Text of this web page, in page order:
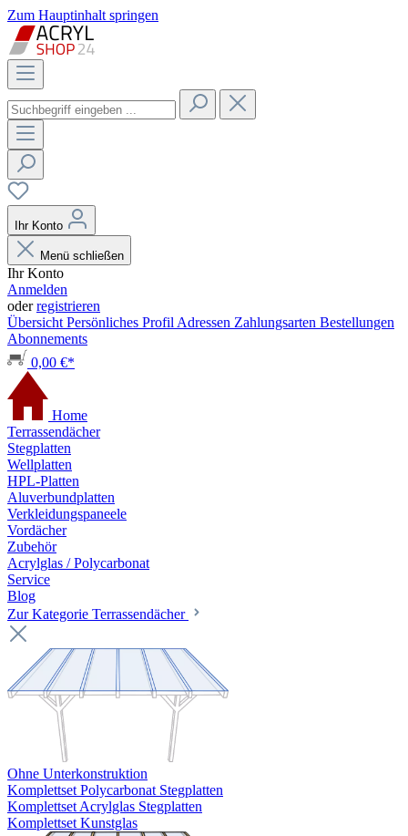
Zum Hauptinhalt springen
Ihr Konto
Menü schließen
Ihr Konto
Anmelden
oderregistrieren
Übersicht Persönliches Profil Adressen Zahlungsarten Bestellungen
Abonnements
0,00 €*
Home
Terrassendächer
Stegplatten
Wellplatten
HPL-Platten
Aluverbundplatten
Verkleidungspaneele
Vordächer
Zubehör
Acrylglas / Polycarbonat
Service
Blog
Zur Kategorie Terrassendächer
Ohne Unterkonstruktion
Komplettset Polycarbonat Stegplatten
Komplettset Acrylglas Stegplatten
Komplettset Kunstglas